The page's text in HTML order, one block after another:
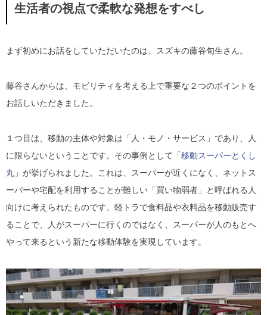
生活者の視点で柔軟な発想をすべし
まず初めにお話をしていただいたのは、スズキの藤谷旬生さん。
藤谷さんからは、モビリティを考える上で重要な２つのポイントを
お話しいただきました。
１つ目は、移動の主体や対象は「人・モノ・サービス」であり、人
に限らないということです。その事例として「移動スーパーとくし
丸 」が挙げられました。これは、スーパーが近くになく、ネットス
ーパーや宅配を利用することが難しい「買い物弱者」と呼ばれる人
向けに考えられたものです。軽トラで食料品や衣料品を移動販売す
ることで、人がスーパーに行くのではなく、スーパーが人のもとへ
やって来るという新たな移動体験を実現しています。